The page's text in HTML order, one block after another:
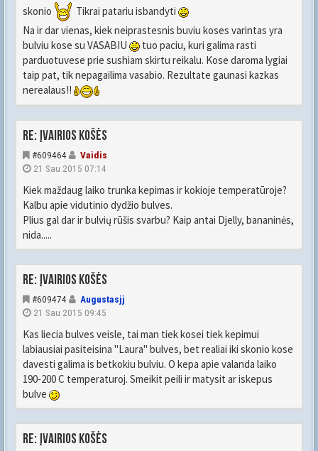
skonio
Tikrai patariu isbandyti
Na ir dar vienas, kiek neiprastesnis buviu koses varintas yra
bulviu kose su VASABIU
tuo paciu, kuri galima rasti
parduotuvese prie sushiam skirtu reikalu. Kose daroma lygiai
taip pat, tik nepagailima vasabio. Rezultate gaunasi kazkas
nerealaus!!
Re: Įvairios košės
#609464
Vaidis
21 Sau 2015 07:14
Kiek maždaug laiko trunka kepimas ir kokioje temperatūroje?
Kalbu apie vidutinio dydžio bulves.
Plius gal dar ir bulvių rūšis svarbu? Kaip antai Djelly, bananinės,
nida.....
Re: Įvairios košės
#609474
Augustasjj
21 Sau 2015 09:45
Kas liecia bulves veisle, tai man tiek kosei tiek kepimui
labiausiai pasiteisina "Laura" bulves, bet realiai iki skonio kose
davesti galima is betkokiu bulviu. O kepa apie valanda laiko
190-200 C temperaturoj. Smeikit peili ir matysit ar iskepus
bulve
Re: Įvairios košės